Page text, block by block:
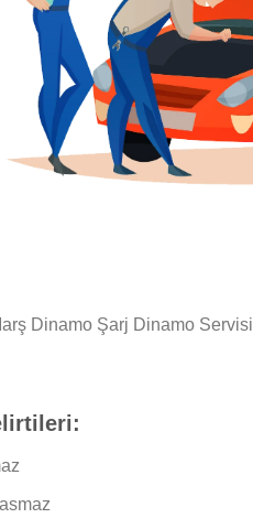
Dinamo Şarj Dinamo Servisi